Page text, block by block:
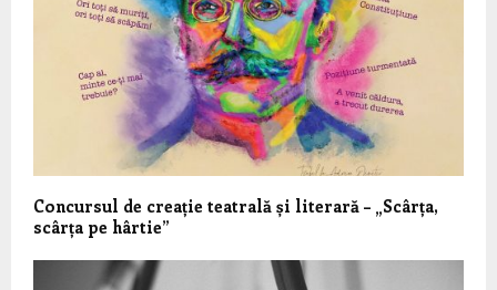
Concursul de creație teatrală și literară – „Scârța,
scârța pe hârtie”